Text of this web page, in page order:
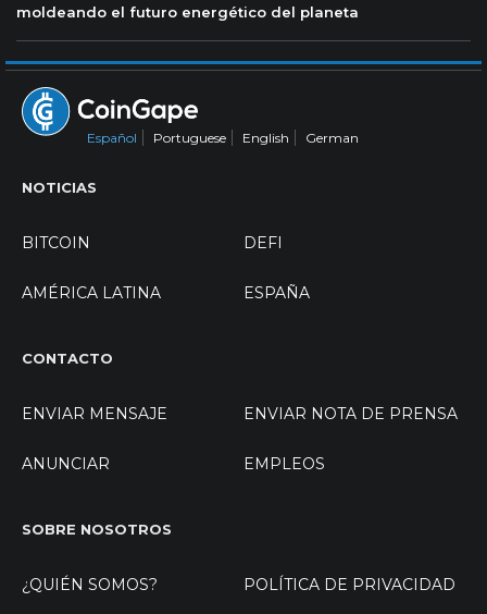
moldeando el futuro energético del planeta
Español Portuguese English German
NOTICIAS
BITCOIN DEFI
AMÉRICA LATINA ESPAÑA
CONTACTO
ENVIAR MENSAJE ENVIAR NOTA DE PRENSA
ANUNCIAR EMPLEOS
SOBRE NOSOTROS
¿QUIÉN SOMOS? POLÍTICA DE PRIVACIDAD